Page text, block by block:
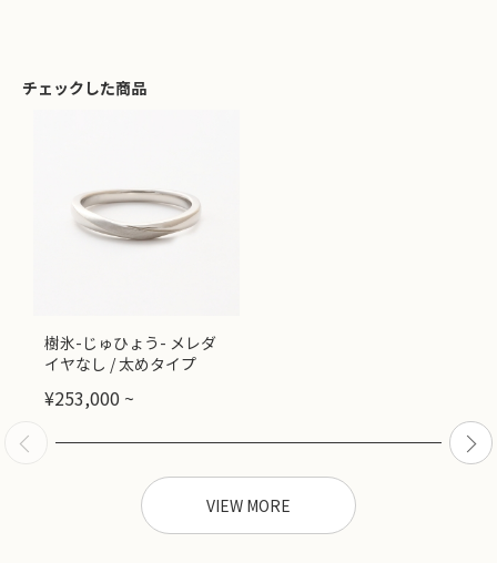
チェックした商品
樹氷-じゅひょう- メレダ
イヤなし / 太めタイプ
¥253,000 ~
VIEW MORE